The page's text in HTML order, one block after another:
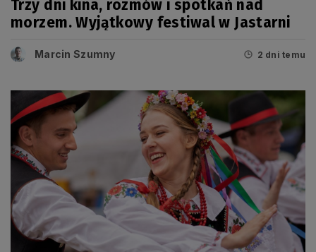
Trzy dni kina, rozmów i spotkań nad
morzem. Wyjątkowy festiwal w Jastarni
Marcin Szumny 2 dni temu